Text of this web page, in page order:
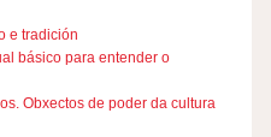
e tradición
básico para entender o
Obxectos de poder da cultura